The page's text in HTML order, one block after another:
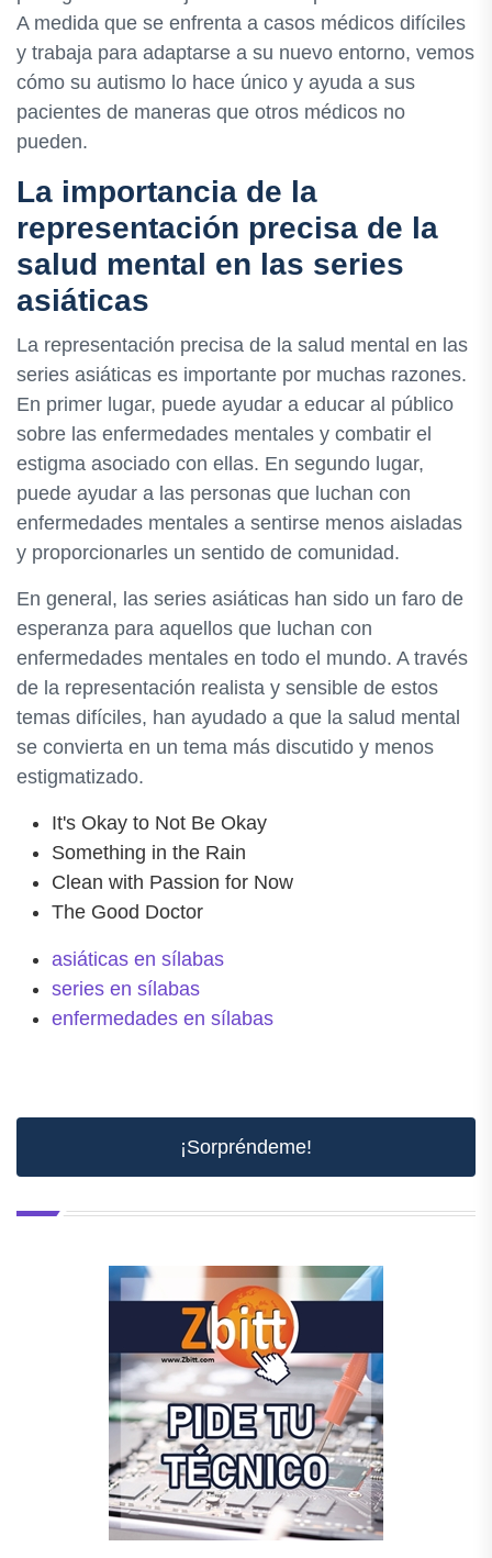
A medida que se enfrenta a casos médicos difíciles
y trabaja para adaptarse a su nuevo entorno, vemos
cómo su autismo lo hace único y ayuda a sus
pacientes de maneras que otros médicos no
pueden.
La importancia de la
representación precisa de la
salud mental en las series
asiáticas
La representación precisa de la salud mental en las
series asiáticas es importante por muchas razones.
En primer lugar, puede ayudar a educar al público
sobre las enfermedades mentales y combatir el
estigma asociado con ellas. En segundo lugar,
puede ayudar a las personas que luchan con
enfermedades mentales a sentirse menos aisladas
y proporcionarles un sentido de comunidad.
En general, las series asiáticas han sido un faro de
esperanza para aquellos que luchan con
enfermedades mentales en todo el mundo. A través
de la representación realista y sensible de estos
temas difíciles, han ayudado a que la salud mental
se convierta en un tema más discutido y menos
estigmatizado.
It's Okay to Not Be Okay
Something in the Rain
Clean with Passion for Now
The Good Doctor
asiáticas en sílabas
series en sílabas
enfermedades en sílabas
¡Sorpréndeme!